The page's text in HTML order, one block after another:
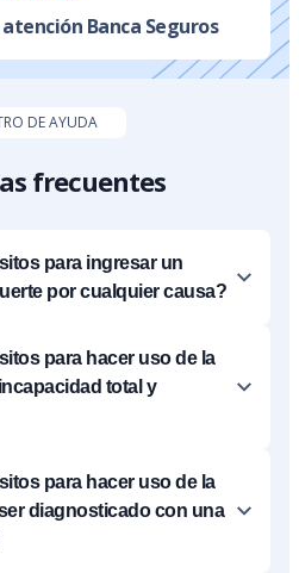
Banca Seguros
DE AYUDA
frecuentes
para ingresar un
por cualquier causa?
para hacer uso de la
total y
para hacer uso de la
diagnosticado con una